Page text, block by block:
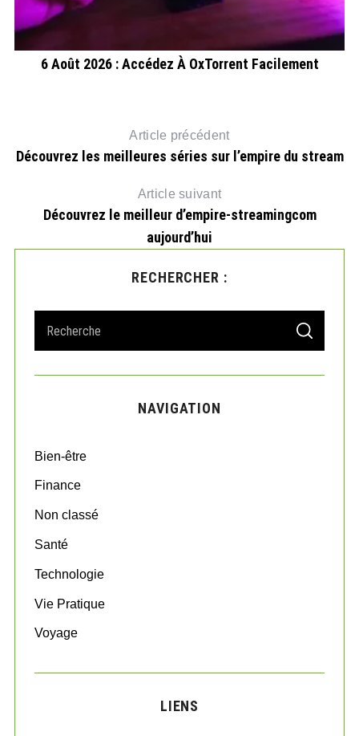
6 Août 2026 : Accédez À OxTorrent Facilement
Article précédent
Découvrez les meilleures séries sur l’empire du stream
Article suivant
Découvrez le meilleur d’empire-streamingcom
aujourd’hui
RECHERCHER :
a
r
o
:
S
A
C
NAVIGATION
Bien-être
Finance
Non classé
Santé
Technologie
Vie Pratique
Voyage
LIENS